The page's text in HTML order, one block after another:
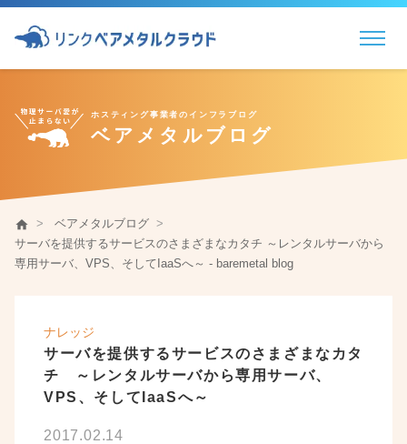
ホスティング事業者のインフラブログ
ベアメタルブログ
home
ベアメタルブログ
サーバを提供するサービスのさまざまなカタチ ～レンタルサーバから
専用サーバ、VPS、そしてIaaSへ～ - baremetal blog
ナレッジ
サーバを提供するサービスのさまざまなカタ
チ ～レンタルサーバから専用サーバ、
VPS、そしてIaaSへ～
2017.02.14